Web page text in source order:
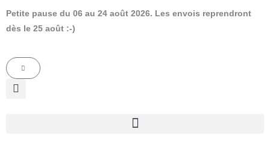
Petite pause du 06 au 24 août 2026. Les envois reprendront
dès le 25 août :-)
Panier